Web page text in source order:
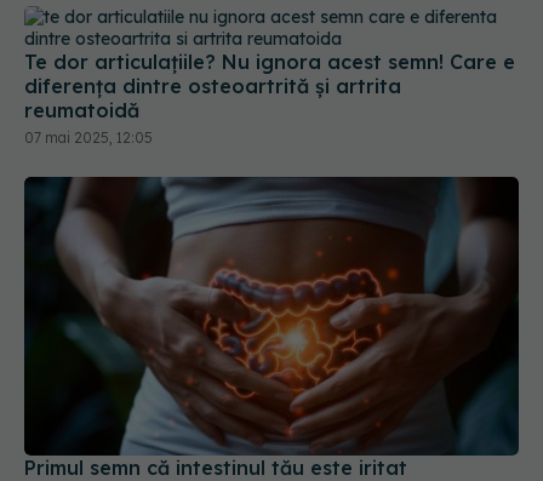
Te dor articulațiile? Nu ignora acest semn! Care e
diferența dintre osteoartrită și artrita
reumatoidă
07 mai 2025, 12:05
Primul semn că intestinul tău este iritat